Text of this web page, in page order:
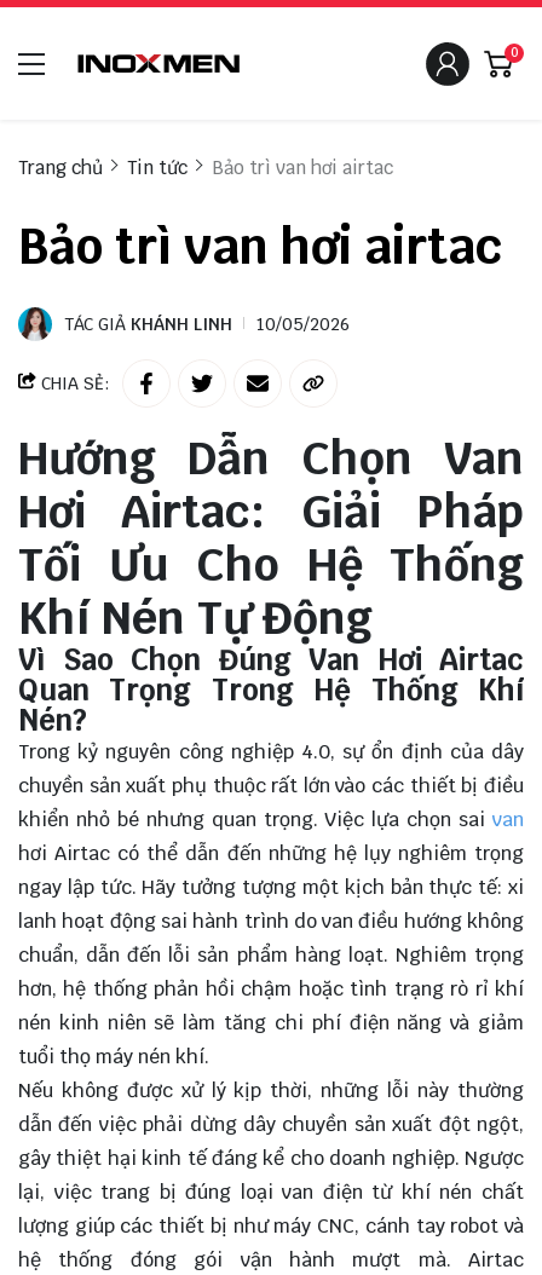
0
Trang chủ Tin tức Bảo trì van hơi airtac
Bảo trì van hơi airtac
TÁC GIẢ KHÁNH LINH 10/05/2026
CHIA SẺ:
Hướng Dẫn Chọn Van
Hơi Airtac: Giải Pháp
Tối Ưu Cho Hệ Thống
Khí Nén Tự Động
Vì Sao Chọn Đúng Van Hơi Airtac
Quan Trọng Trong Hệ Thống Khí
Nén?
Trong kỷ nguyên công nghiệp 4.0, sự ổn định của dây
chuyền sản xuất phụ thuộc rất lớn vào các thiết bị điều
khiển nhỏ bé nhưng quan trọng. Việc lựa chọn sai van
hơi Airtac có thể dẫn đến những hệ lụy nghiêm trọng
ngay lập tức. Hãy tưởng tượng một kịch bản thực tế: xi
lanh hoạt động sai hành trình do van điều hướng không
chuẩn, dẫn đến lỗi sản phẩm hàng loạt. Nghiêm trọng
hơn, hệ thống phản hồi chậm hoặc tình trạng rò rỉ khí
nén kinh niên sẽ làm tăng chi phí điện năng và giảm
tuổi thọ máy nén khí.
Nếu không được xử lý kịp thời, những lỗi này thường
dẫn đến việc phải dừng dây chuyền sản xuất đột ngột,
gây thiệt hại kinh tế đáng kể cho doanh nghiệp. Ngược
lại, việc trang bị đúng loại van điện từ khí nén chất
lượng giúp các thiết bị như máy CNC, cánh tay robot và
hệ thống đóng gói vận hành mượt mà. Airtac